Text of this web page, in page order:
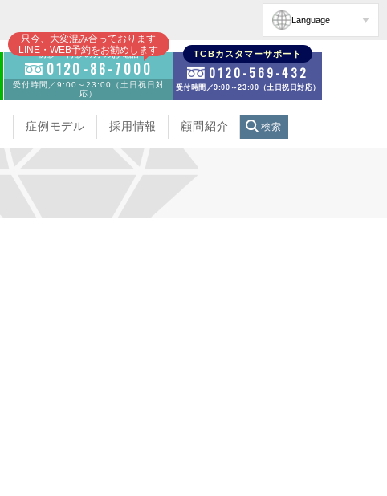
Language
只今、大変混み合っております
LINE・WEB予約をお勧めします
初診・再診の方のお電話
0120-86-7000
受付時間／9:00～23:00（土日祝日対
応）
TCBカスタマーサポート
0120-569-432
受付時間／9:00～23:00（土日祝日対応）
症例モデル 採用情報 顧問紹介 検索